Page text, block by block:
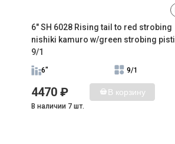
6" SH 6028 Rising tail to red strobing
nishiki kamuro w/green strobing pistil
9/1
6" 9/1
4470 ₽ В корзину
В наличии 7 шт.